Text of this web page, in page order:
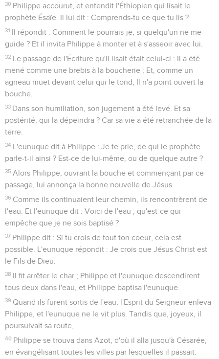
30 Philippe accourut, et entendit l'Éthiopien qui lisait le
prophète Ésaïe. Il lui dit : Comprends-tu ce que tu lis ?
31 Il répondit : Comment le pourrais-je, si quelqu'un ne me
guide ? Et il invita Philippe à monter et à s'asseoir avec lui.
32 Le passage de l'Écriture qu'il lisait était celui-ci : Il a été
mené comme une brebis à la boucherie ; Et, comme un
agneau muet devant celui qui le tond, Il n'a point ouvert la
bouche.
33 Dans son humiliation, son jugement a été levé. Et sa
postérité, qui la dépeindra ? Car sa vie a été retranchée de la
terre.
34 L'eunuque dit à Philippe : Je te prie, de qui le prophète
parle-t-il ainsi ? Est-ce de lui-même, ou de quelque autre ?
35 Alors Philippe, ouvrant la bouche et commençant par ce
passage, lui annonça la bonne nouvelle de Jésus.
36 Comme ils continuaient leur chemin, ils rencontrèrent de
l'eau. Et l'eunuque dit : Voici de l'eau ; qu'est-ce qui
empêche que je ne sois baptisé ?
37 Philippe dit : Si tu crois de tout ton coeur, cela est
possible. L'eunuque répondit : Je crois que Jésus Christ est
le Fils de Dieu.
38 Il fit arrêter le char ; Philippe et l'eunuque descendirent
tous deux dans l'eau, et Philippe baptisa l'eunuque.
39 Quand ils furent sortis de l'eau, l'Esprit du Seigneur enleva
Philippe, et l'eunuque ne le vit plus. Tandis que, joyeux, il
poursuivait sa route,
40 Philippe se trouva dans Azot, d'où il alla jusqu'à Césarée,
en évangélisant toutes les villes par lesquelles il passait.